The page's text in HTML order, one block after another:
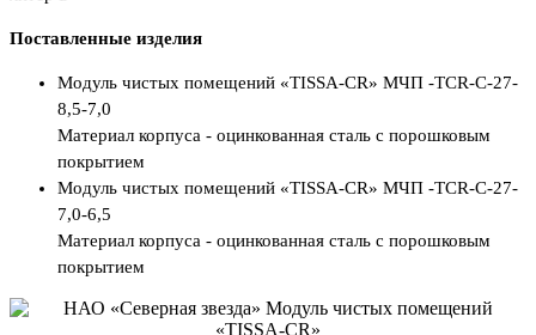
Поставленные изделия
Модуль чистых помещений «TISSA-CR» МЧП -TCR-C-27-
8,5-7,0
Материал корпуса - оцинкованная сталь с порошковым
покрытием
Модуль чистых помещений «TISSA-CR» МЧП -TCR-C-27-
7,0-6,5
Материал корпуса - оцинкованная сталь с порошковым
покрытием